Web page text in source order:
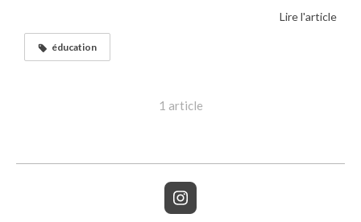
Lire l'article
éducation
1 article